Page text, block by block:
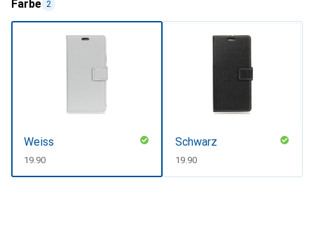
Farbe 2
Weiss
CHF
19.90
Schwarz
CHF
19.90